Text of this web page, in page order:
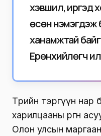
хэвшил, иргэд
өсөн нэмэгдэж
ханамжтай
Ерөнхийлөгч
Төрийн тэргүүн нар
харилцааны өргөн
Олон улсын